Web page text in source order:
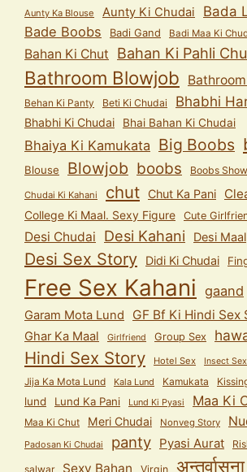
Aunty Ka Blouse
Aunty Ki Chudai
Bada
Bade Boobs
Badi Gand Badi Maa Ki
Bahan Ki Chut Bahan Ki Pahli
Bathroom Blowjob
Behan Ki Panty Beti Ki Chudai Bhabhi
Bhabhi Ki Chudai Bhai Bahan Ki Chudai
Bhaiya Ki Kamukata Big Boobs
Blouse Blowjob boobs Boobs Show
Chudai Ki Kahani chut Chut Ka Pani
College Ki Maal. Sexy Figure Cute
Desi Chudai Desi Kahani Desi Maal
Desi Sex Story Didi Ki Chudai
Free Sex Kahani gaand
Garam Mota Lund GF Bf Ki Hindi Sex
Ghar Ka Maal Girlfriend Group Sex
Hindi Sex Story Hotel Sex Insect Sex
Jija Ka Mota Lund Kala Lund Kamukata
lund Lund Ka Pani Lund Ki Pyasi Maa Ki
Maa Ki Chut Meri Chudai Nonveg Story
Padosan Ki Chudai panty Pyasi Aurat
salwar Sexy Bahan Virgin अन्तर्वासना